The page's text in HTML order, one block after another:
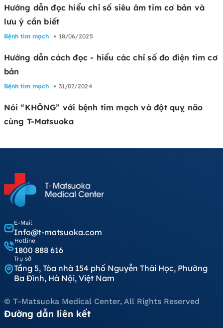
Hướng dẫn đọc hiểu chỉ số siêu âm tim cơ bản và
lưu ý cần biết
Bệnh tim mạch 18/06/2025
Hướng dẫn cách đọc - hiểu các chỉ số đo điện tim cơ
bản
Bệnh tim mạch 31/07/2024
Nói “KHÔNG” với bệnh tim mạch và đột quỵ não
cùng T-Matsuoka
E-Mail
Info@t-matsuoka.com
Hotline
1800 888 616
Trụ sở
Tầng 5, Tòa nhà 154 phố Nguyễn Thái Học, Phường
Ba Đình, Hà Nội, Việt Nam
© T-Matsuoka Medical Center, All Rights Reserved
Đường dẫn liên kết